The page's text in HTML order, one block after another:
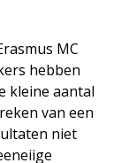
MC
hebben
kleine aantal
van een
niet